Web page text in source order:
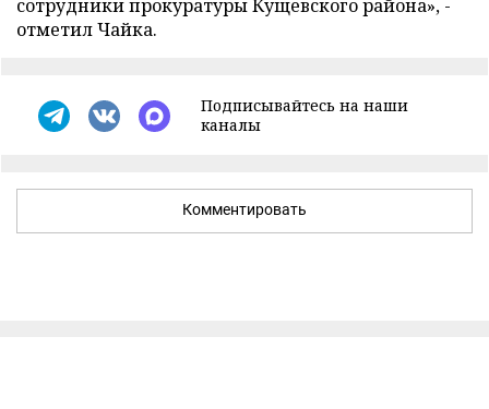
сотрудники прокуратуры Кущевского района», -
отметил Чайка.
Подписывайтесь на наши
каналы
Комментировать